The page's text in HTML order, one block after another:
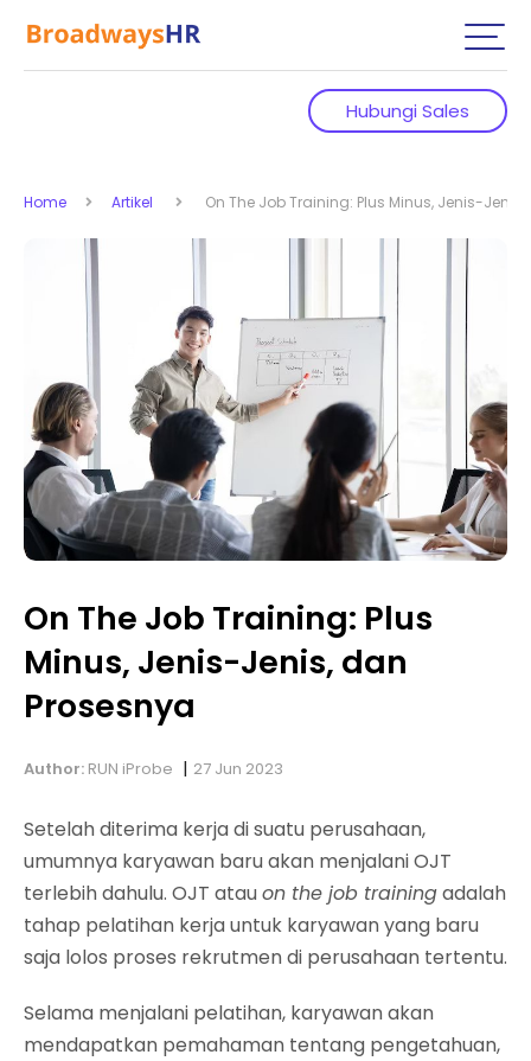
Hubungi Sales
Home Artikel On The Job Training: Plus Minus, Jenis-
On The Job Training: Plus
Minus, Jenis-Jenis, dan
Prosesnya
Author: RUN iProbe | 27 Jun 2023
Setelah diterima kerja di suatu perusahaan,
umumnya karyawan baru akan menjalani OJT
terlebih dahulu. OJT atauon the job trainingadalah
tahap pelatihan kerja untuk karyawan yang baru
saja lolos proses rekrutmen di perusahaan tertentu.
Selama menjalani pelatihan, karyawan akan
mendapatkan pemahaman tentang pengetahuan,